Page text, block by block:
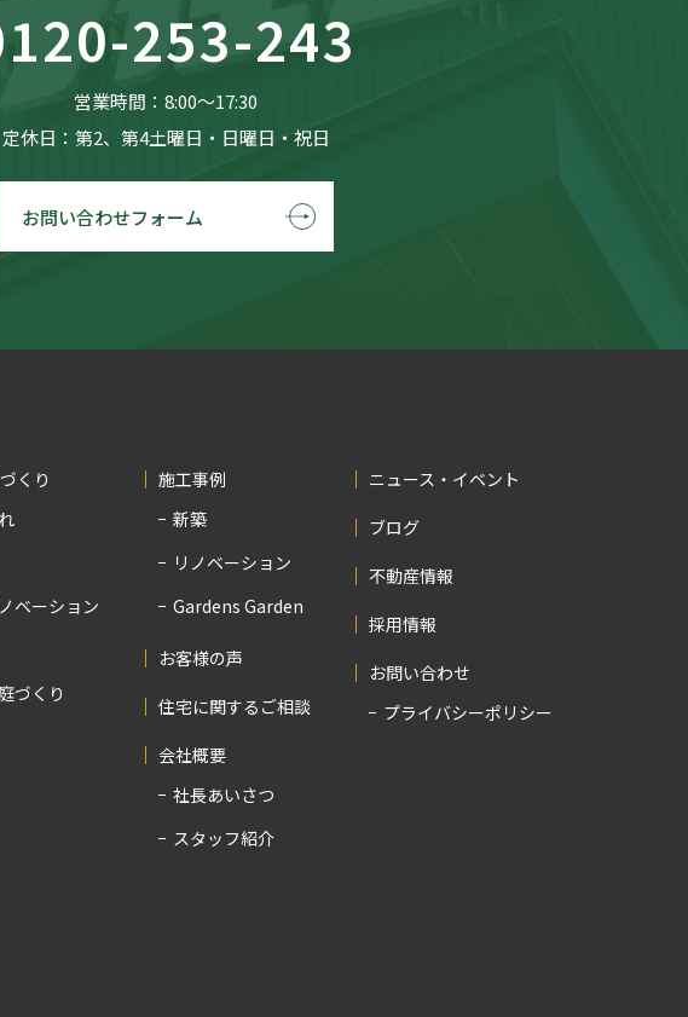
253-243
営業時間：8:00〜17:30
定休日：第2、第4土曜日・日曜日・祝日
お問い合わせフォーム
くり
ベーション
づくり
施工事例
新築
リノベーション
Gardens Garden
お客様の声
住宅に関するご相談
会社概要
社長あいさつ
スタッフ紹介
ニュース・イベント
ブログ
不動産情報
採用情報
お問い合わせ
プライバシーポリシー